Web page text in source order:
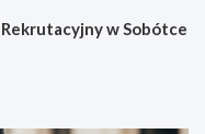
w Sobótce